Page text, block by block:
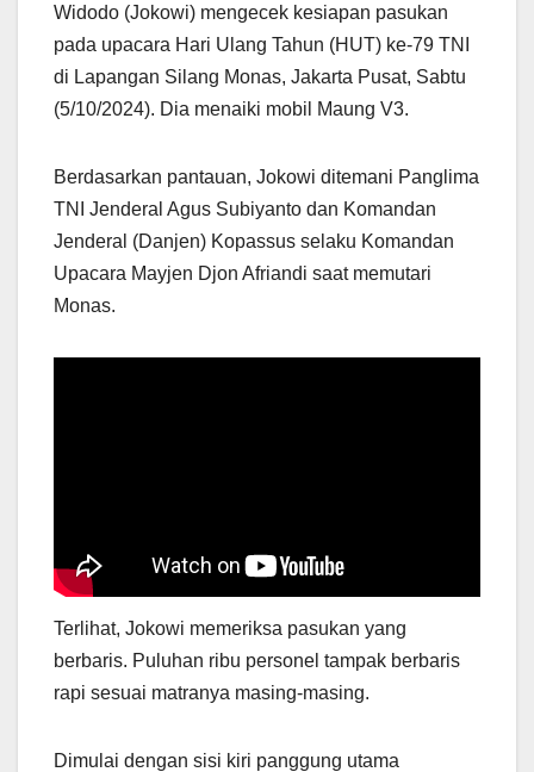
Widodo (Jokowi) mengecek kesiapan pasukan
pada upacara Hari Ulang Tahun (HUT) ke-79 TNI
di Lapangan Silang Monas, Jakarta Pusat, Sabtu
(5/10/2024). Dia menaiki mobil Maung V3.
Berdasarkan pantauan, Jokowi ditemani Panglima
TNI Jenderal Agus Subiyanto dan Komandan
Jenderal (Danjen) Kopassus selaku Komandan
Upacara Mayjen Djon Afriandi saat memutari
Monas.
Terlihat, Jokowi memeriksa pasukan yang
berbaris. Puluhan ribu personel tampak berbaris
rapi sesuai matranya masing-masing.
Dimulai dengan sisi kiri panggung utama